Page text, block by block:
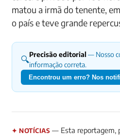
matou a irmã do tenente,
o país e teve grande
🔍Precisão editorial — Nosso
informação correta.
Encontrou um erro? Nos
✦ NOTÍCIAS — Esta reportagem,